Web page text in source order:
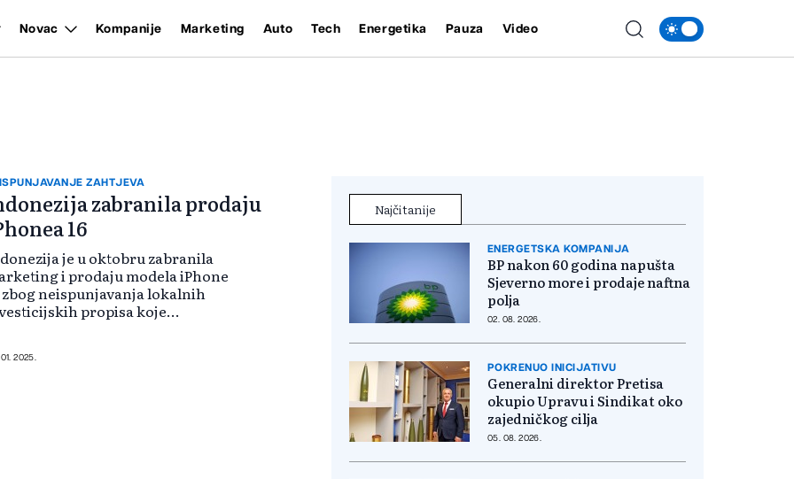
Novac Kompanije Marketing Auto Tech Energetika Pauza Video
ZAHTJEVA
zabranila prodaju
16
je u oktobru zabranila
i prodaju modela iPhone
zbog neispunjavanja lokalnih
propisa koje
zemlja nastoji povećati ulaganja
2025.
Najčitanije
ENERGETSKA KOMPANIJA
BP nakon 60 godina napušta
Sjeverno more i prodaje naftna
polja
02. 08. 2026.
POKRENUO INICIJATIVU
Generalni direktor Pretisa
okupio Upravu i Sindikat oko
zajedničkog cilja
05. 08. 2026.